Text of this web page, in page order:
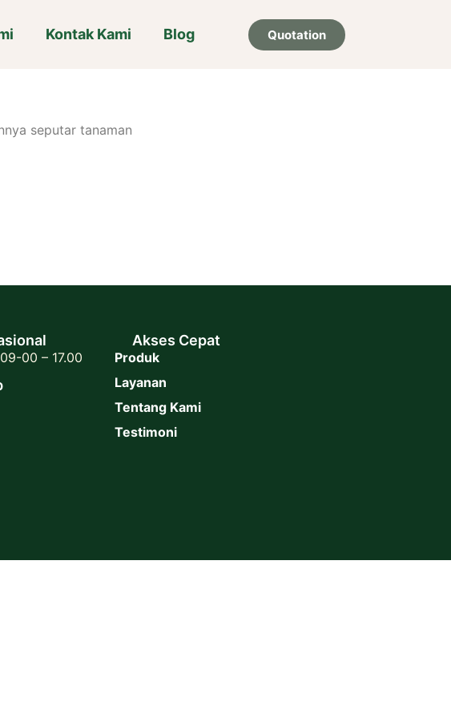
Kontak Kami Blog Quotation
seputar tanaman
00 – 17.00
Akses Cepat
Produk
Layanan
Tentang Kami
Testimoni